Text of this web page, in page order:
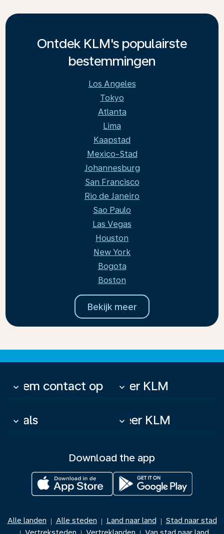
Ontdek KLM's populairste
bestemmingen
Los Angeles
Tokyo
Atlanta
Lima
Kaapstad
Mexico-Stad
Johannesburg
San Francisco
Rio de Janeiro
Sao Paulo
Las Vegas
Houston
New York
Bogota
Boston
Bekijk meer
Neem contact op
keyboard_arrow_down Over KLM
keyboard_arrow_down
Deals
keyboard_arrow_down Meer KLM
keyboard_arrow_down
Download the app
Alle landen | Alle steden | Land naar land | Stad naar stad
| | |